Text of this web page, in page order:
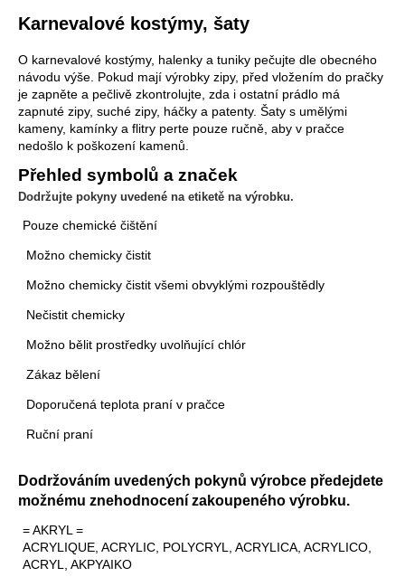
Karnevalové kostýmy, šaty
O karnevalové kostýmy, halenky a tuniky pečujte dle obecného
návodu výše. Pokud mají výrobky zipy, před vložením do pračky
je zapněte a pečlivě zkontrolujte, zda i ostatní prádlo má
zapnuté zipy, suché zipy, háčky a patenty. Šaty s umělými
kameny, kamínky a flitry perte pouze ručně, aby v pračce
nedošlo k poškození kamenů.
Přehled symbolů a značek
Dodržujte pokyny uvedené na etiketě na výrobku.
Pouze chemické čištění
Možno chemicky čistit
Možno chemicky čistit všemi obvyklými rozpouštědly
Nečistit chemicky
Možno bělit prostředky uvolňující chlór
Zákaz bělení
Doporučená teplota praní v pračce
Ruční praní
Dodržováním uvedených pokynů výrobce předejdete
možnému znehodnocení zakoupeného výrobku.
= AKRYL =
ACRYLIQUE, ACRYLIC, POLYCRYL, ACRYLICA, ACRYLICO,
ACRYL, AKPYAIKO
PRIORITNÍ
ZPRACOVÁNÍ
OBJEDNÁVKY
29
Kč